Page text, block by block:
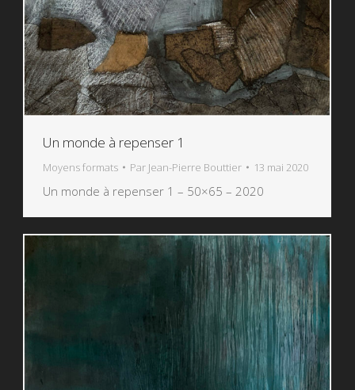
Un monde à repenser 1
Moyens formats Par Jean-Pierre Bouttier 13 mai 2020
Un monde à repenser 1 – 50×65 – 2020